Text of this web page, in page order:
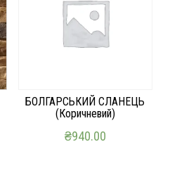
БОЛГАРСЬКИЙ СЛАНЕЦЬ
(Коричневий)
₴940.00